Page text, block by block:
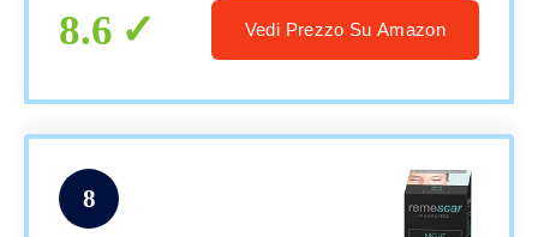
8.6 Vedi Prezzo Su Amazon
8